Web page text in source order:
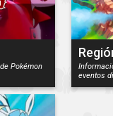
Pokémon
eventos